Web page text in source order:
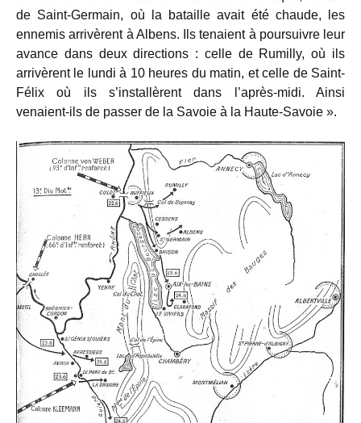
de Saint-Germain, où la bataille avait été chaude, les
ennemis arrivèrent à Albens. Ils tenaient à poursuivre leur
avance dans deux directions : celle de Rumilly, où ils
arrivèrent le lundi à 10 heures du matin, et celle de Saint-
Félix où ils s’installèrent dans l’après-midi. Ainsi
venaient-ils de passer de la Savoie à la Haute-Savoie ».